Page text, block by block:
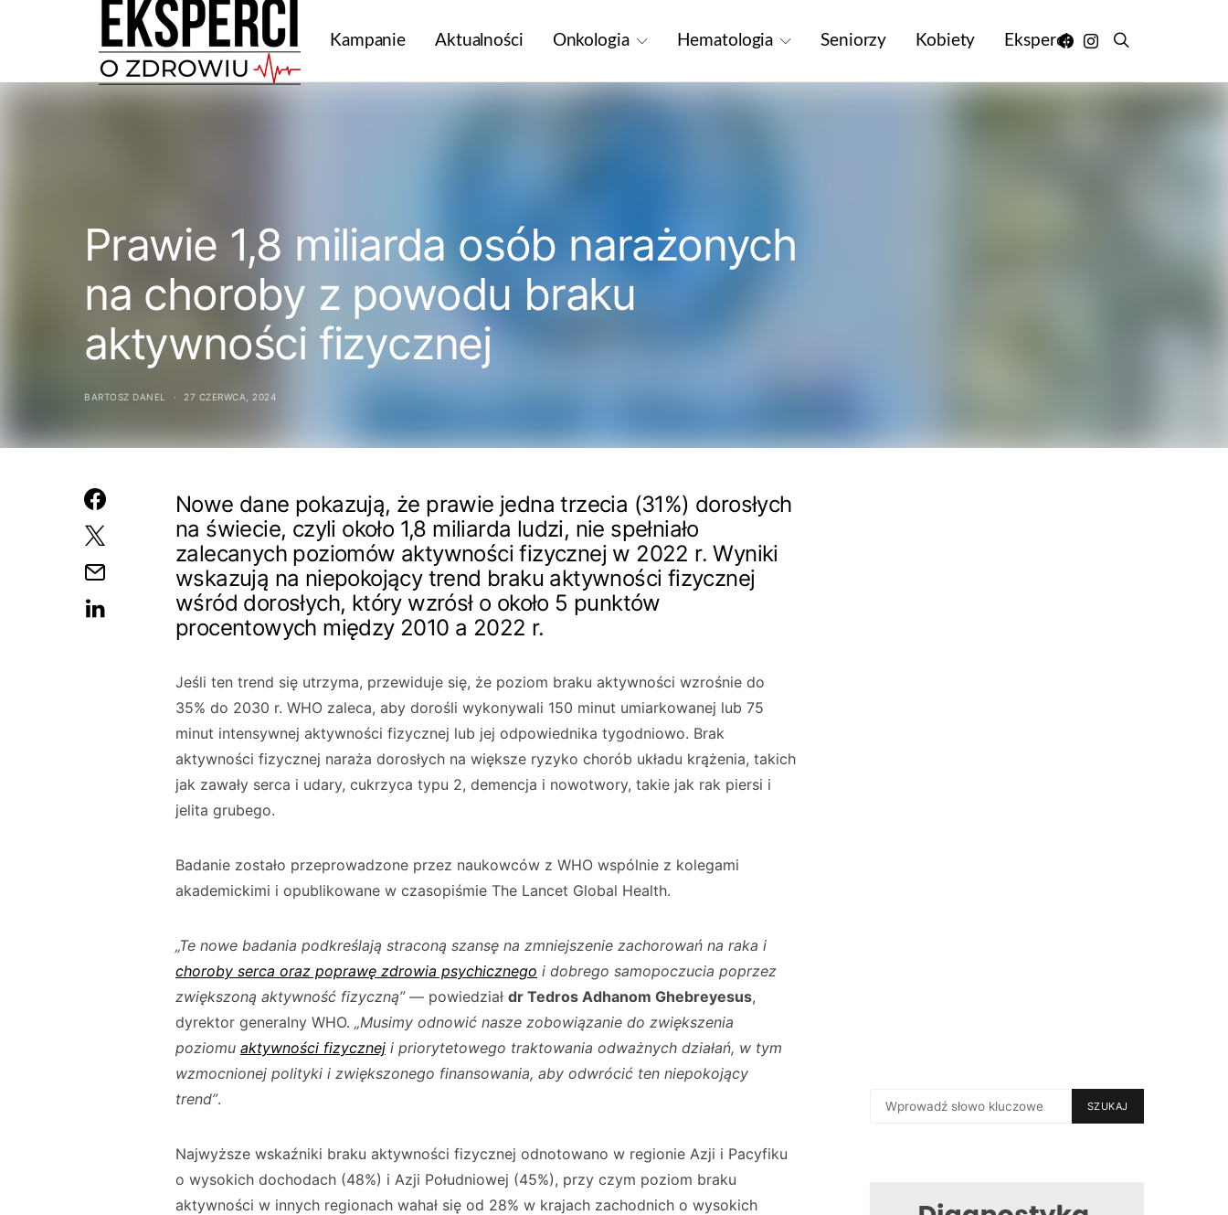
Kampanie Aktualności Onkologia Hematologia Seniorzy Kobiety Eksperci
Prawie 1,8 miliarda osób narażonych
na choroby z powodu braku
aktywności fizycznej
BARTOSZ DANEL 27 CZERWCA, 2024
Nowe dane pokazują, że prawie jedna trzecia (31%) dorosłych
na świecie, czyli około 1,8 miliarda ludzi, nie spełniało
zalecanych poziomów aktywności fizycznej w 2022 r. Wyniki
wskazują na niepokojący trend braku aktywności fizycznej
wśród dorosłych, który wzrósł o około 5 punktów
procentowych między 2010 a 2022 r.
Jeśli ten trend się utrzyma, przewiduje się, że poziom braku aktywności wzrośnie do
35% do 2030 r. WHO zaleca, aby dorośli wykonywali 150 minut umiarkowanej lub 75
minut intensywnej aktywności fizycznej lub jej odpowiednika tygodniowo. Brak
aktywności fizycznej naraża dorosłych na większe ryzyko chorób układu krążenia, takich
jak zawały serca i udary, cukrzyca typu 2, demencja i nowotwory, takie jak rak piersi i
jelita grubego.
Badanie zostało przeprowadzone przez naukowców z WHO wspólnie z kolegami
akademickimi i opublikowane w czasopiśmie The Lancet Global Health.
„Te nowe badania podkreślają straconą szansę na zmniejszenie zachorowań na raka i
choroby serca oraz poprawę zdrowia psychicznego i dobrego samopoczucia poprzez
zwiększoną aktywność fizyczną”— powiedział dr Tedros Adhanom Ghebreyesus,
dyrektor generalny WHO. „Musimy odnowić nasze zobowiązanie do zwiększenia
poziomu aktywności fizycznej i priorytetowego traktowania odważnych działań, w tym
wzmocnionej polityki i zwiększonego finansowania, aby odwrócić ten niepokojący
trend”.
Najwyższe wskaźniki braku aktywności fizycznej odnotowano w regionie Azji i Pacyfiku
o wysokich dochodach (48%) i Azji Południowej (45%), przy czym poziom braku
aktywności w innych regionach wahał się od 28% w krajach zachodnich o wysokich
FOR:
SZUKAJ